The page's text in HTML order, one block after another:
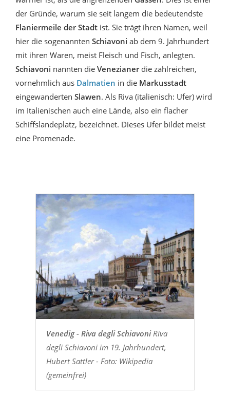
der Gründe, warum sie seit langem die bedeutendste
Flaniermeile der Stadt ist. Sie trägt ihren Namen, weil
hier die sogenannten Schiavoni ab dem 9. Jahrhundert
mit ihren Waren, meist Fleisch und Fisch, anlegten.
Schiavoni nannten die Venezianer die zahlreichen,
vornehmlich aus Dalmatien in die Markusstadt
eingewanderten Slawen. Als Riva (italienisch: Ufer) wird
im Italienischen auch eine Lände, also ein flacher
Schiffslandeplatz, bezeichnet. Dieses Ufer bildet meist
eine Promenade.
Venedig - Riva degli SchiavoniRiva
degli Schiavoni im 19. Jahrhundert,
Hubert Sattler - Foto: Wikipedia
(gemeinfrei)